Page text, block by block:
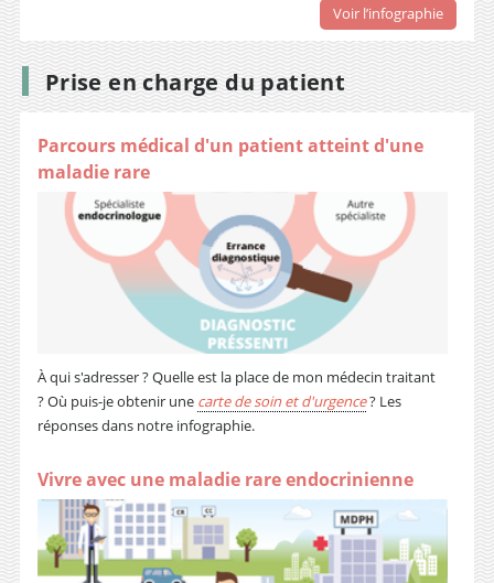
Voir l’infographie
Prise en charge du patient
Parcours médical d'un patient atteint d'une
maladie rare
À qui s'adresser ? Quelle est la place de mon médecin traitant
? Où puis-je obtenir une carte de soin et d'urgence? Les
réponses dans notre infographie.
Vivre avec une maladie rare endocrinienne